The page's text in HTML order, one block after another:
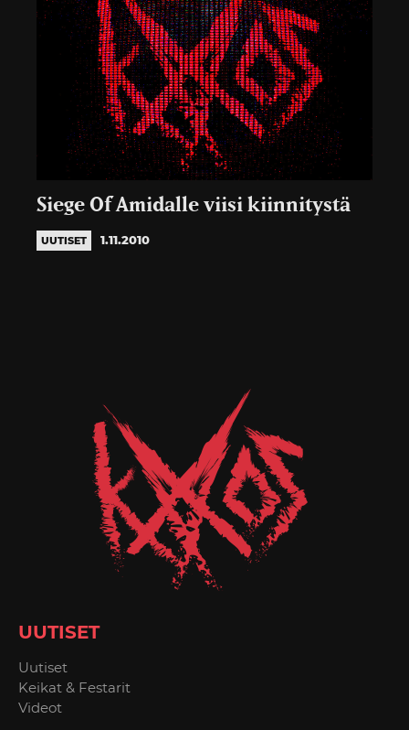
Siege Of Amidalle viisi kiinnitystä
UUTISET 1.11.2010
UUTISET
Uutiset
Keikat & Festarit
Videot